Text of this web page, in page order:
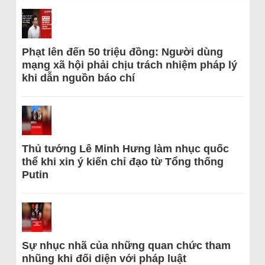
Phạt lên đến 50 triệu đồng: Người dùng
mạng xã hội phải chịu trách nhiệm pháp lý
khi dẫn nguồn báo chí
Thủ tướng Lê Minh Hưng làm nhục quốc
thể khi xin ý kiến chỉ đạo từ Tổng thống
Putin
Sự nhục nhã của những quan chức tham
nhũng khi đối diện với pháp luật